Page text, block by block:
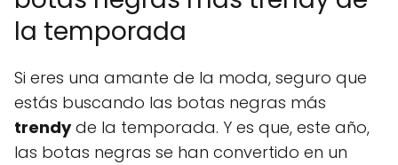
la temporada
Si eres una amante de la moda, seguro que
estás buscando las botas negras más
trendyde la temporada. Y es que, este año,
las botas negras se han convertido en un